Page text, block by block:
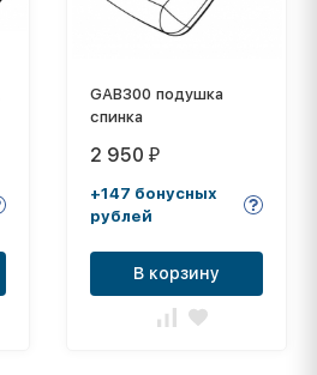
GAB300 подушка
спинка
2 950 ₽
+147 бонусных
рублей
В корзину